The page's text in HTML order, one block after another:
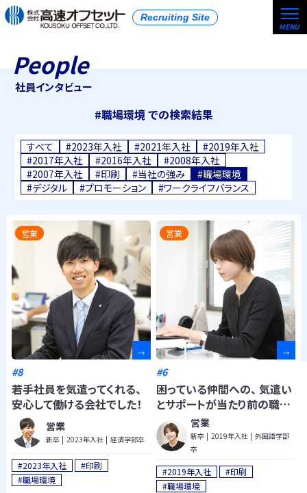
Recruiting Site
People
社員インタビュー
#職場環境 での検索結果
すべて #2023年入社 #2021年入社
#2019年入社
#2017年入社
#2016年入社
#2008年入社
#2007年入社
#印刷 #当社の強み
#職場環境
#デジタル
#プロモーション #ワークライフバランス
営業
#8
若手社員を気遣ってくれる、
安心して働ける会社でした！
営業
新卒 2023年入社 経済学部卒
#2023年入社
#印刷
#職場環境
営業
#6
困っている仲間への、 気遣い
とサポートが当たり前の職
場！
営業
新卒 2019年入社
外国語学部
卒
#2019年入社
#印刷
#職場環境